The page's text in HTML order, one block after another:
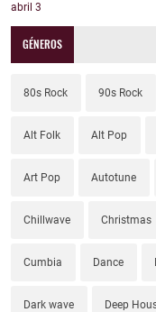
abril 3
GÉNEROS
80s Rock 90s Rock
Alt Folk Alt Pop
Art Pop Autotune
Chillwave Christmas
Cumbia Dance
Dark wave Deep